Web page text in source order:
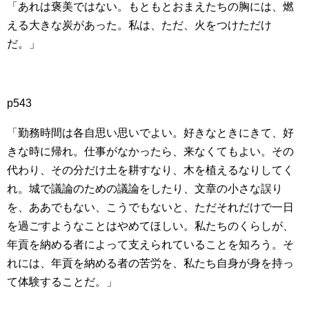
「あれは褒美ではない。もともとおまえたちの胸には、燃
える大きな炭があった。私は、ただ、火をつけただけ
だ。」
p543
「勤務時間は各自思い思いでよい。好きなときにきて、好
きな時に帰れ。仕事がなかったら、来なくてもよい。その
代わり、その分だけ土を耕すなり、木を植えるなりしてく
れ。城で議論のための議論をしたり、文章の小さな誤り
を、ああでもない、こうでもないと、ただそれだけで一日
を過ごすようなことはやめてほしい。私たちのくらしが、
年貢を納める者によって支えられていることを知ろう。そ
れには、年貢を納める者の苦労を、私たち自身が身を持っ
て体験することだ。」